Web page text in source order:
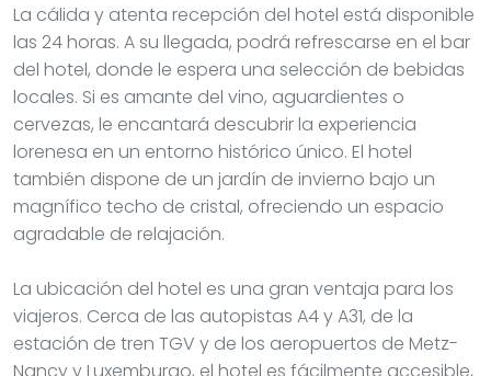
La cálida y atenta recepción del hotel está disponible
las 24 horas. A su llegada, podrá refrescarse en el bar
del hotel, donde le espera una selección de bebidas
locales. Si es amante del vino, aguardientes o
cervezas, le encantará descubrir la experiencia
lorenesa en un entorno histórico único. El hotel
también dispone de un jardín de invierno bajo un
magnífico techo de cristal, ofreciendo un espacio
agradable de relajación.
La ubicación del hotel es una gran ventaja para los
viajeros. Cerca de las autopistas A4 y A31, de la
estación de tren TGV y de los aeropuertos de Metz-
Nancy y Luxemburgo, el hotel es fácilmente accesible,